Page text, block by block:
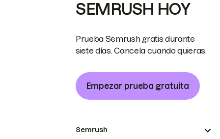
SEMRUSH HOY
Prueba Semrush gratis durante
siete días. Cancela cuando quieras.
Empezar prueba gratuita
Semrush